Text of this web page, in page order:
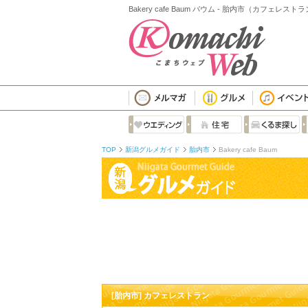
Bakery cafe Baum バウム - 胎内市（カフェレストラ
TOP 新潟グルメガイド 胎内市 Bakery cafe Baum
[胎内市] カフェレストラン